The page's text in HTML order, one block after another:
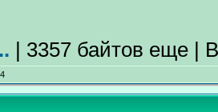
| 3357 байтов еще |